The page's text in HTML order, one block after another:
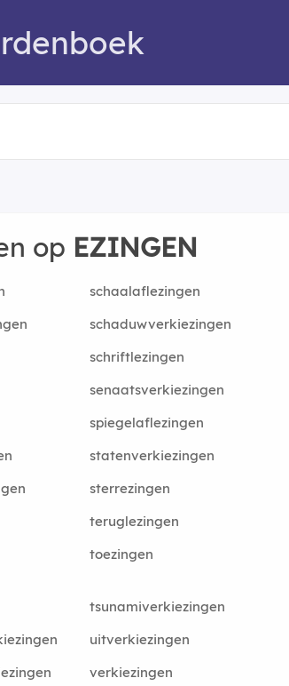
op EZINGEN
schaalaflezingen
schaduwverkiezingen
schriftlezingen
senaatsverkiezingen
spiegelaflezingen
statenverkiezingen
sterrezingen
teruglezingen
toezingen
tsunamiverkiezingen
uitverkiezingen
verkiezingen